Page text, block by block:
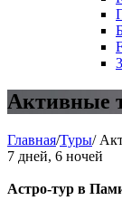
Активные
Главная/Туры/
7 дней, 6 ночей
Астро-тур в